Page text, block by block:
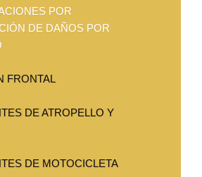
POR
DE DAÑOS POR
FRONTAL
DE ATROPELLO Y
DE MOTOCICLETA